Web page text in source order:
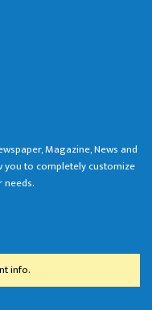
Magazine, News and
you to completely customize
info.